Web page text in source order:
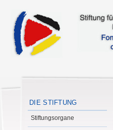
DIE STIFTUNG
Stiftungsorgane